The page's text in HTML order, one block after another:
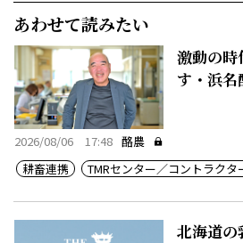
あわせて読みたい
激動の時
す・浜名
2026/08/06 17:48 酪農
耕畜連携
TMRセンター／コントラクタ
北海道の